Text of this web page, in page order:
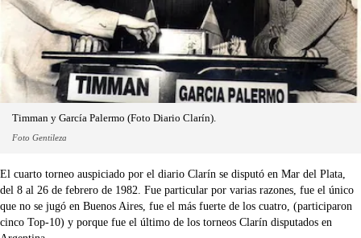
Timman y García Palermo (Foto Diario Clarín).
Foto Gentileza
El cuarto torneo auspiciado por el diario Clarín se disputó en Mar del Plata,
del 8 al 26 de febrero de 1982. Fue particular por varias razones, fue el único
que no se jugó en Buenos Aires, fue el más fuerte de los cuatro, (participaron
cinco Top-10) y porque fue el último de los torneos Clarín disputados en